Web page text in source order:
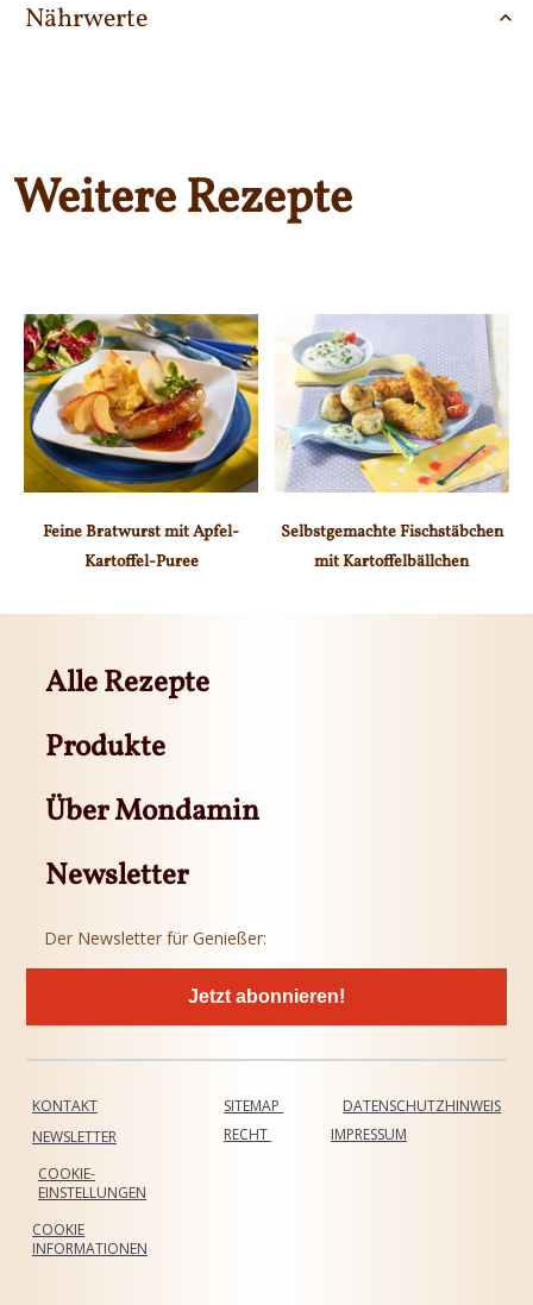
Nährwerte
Weitere Rezepte
Feine Bratwurst mit Apfel-
Kartoffel-Puree
Selbstgemachte Fischstäbchen
mit Kartoffelbällchen
Alle Rezepte
Produkte
Über Mondamin
Newsletter
Der Newsletter für Genießer:
Jetzt abonnieren!
KONTAKT
SITEMAP
NEWSLETTER
DATENSCHUTZHINWEIS
COOKIE-
EINSTELLUNGEN
RECHT
COOKIE
INFORMATIONEN
IMPRESSUM